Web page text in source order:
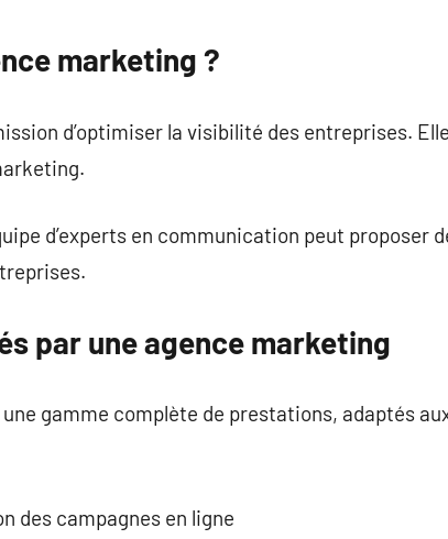
marketing ?
d’optimiser la visibilité des entreprises.
d’experts en communication peut proposer
par une agence marketing
gamme complète de prestations, adaptés
des campagnes en ligne